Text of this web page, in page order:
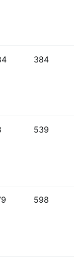
384
539
598